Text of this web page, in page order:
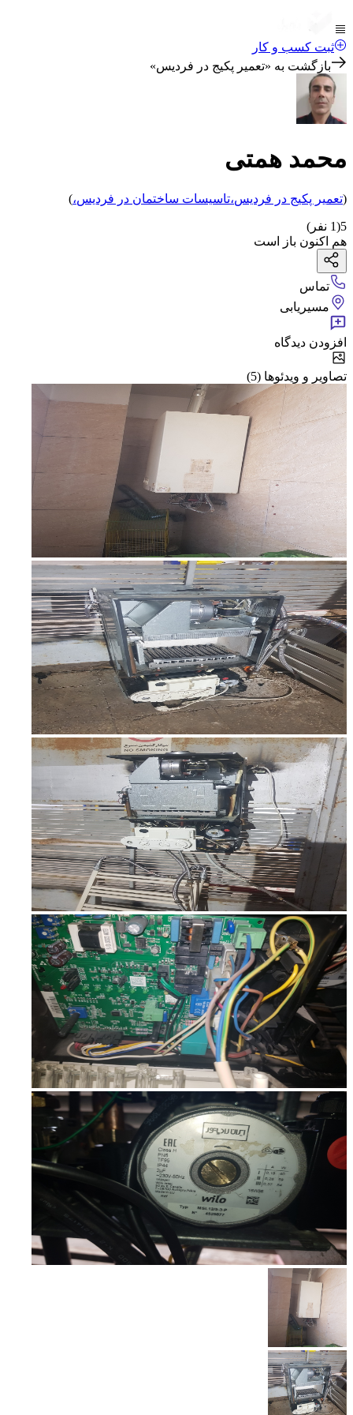
ثبت کسب و کار
بازگشت به «تعمیر پکیج در فردیس»
محمد همتی
(تعمیر پکیج در فردیس،تاسیسات ساختمان در فردیس،)
5
(
1 نفر)
هم اکنون باز است
تماس
مسیریابی
افزودن دیدگاه
تصاویر و ویدئوها (5)